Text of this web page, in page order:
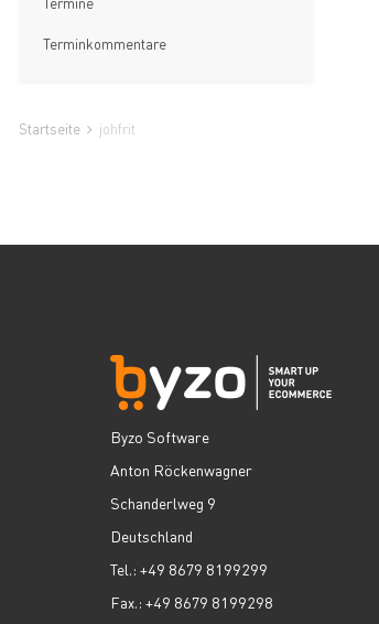
Terminkommentare
Startseite johfrit
Byzo Software
Anton Röckenwagner
Schanderlweg 9
Deutschland
Tel.: +49 8679 8199299
Fax.: +49 8679 8199298